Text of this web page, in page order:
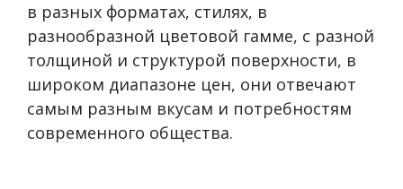
в разных форматах, стилях, в
разнообразной цветовой гамме, с разной
толщиной и структурой поверхности, в
широком диапазоне цен, они отвечают
самым разным вкусам и потребностям
современного общества.